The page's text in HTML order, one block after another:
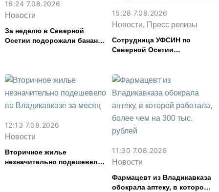
16:24 7.08.2026
Новости
За неделю в Северной
Осетии подорожали бананы
15:28 7.08.2026
Новости, Пресс релизы
Сотрудница УФСИН по
Северной Осетии
смыслов»
12:13 7.08.2026
Новости
Вторичное жилье
незначительно подешевело
11:30 7.08.2026
Новости
Фармацевт из Владикавказа
обокрала аптеку, в которой